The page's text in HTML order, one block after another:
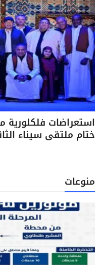
استعراضات فلكلورية
ختام ملتقى سيناء
منوعات